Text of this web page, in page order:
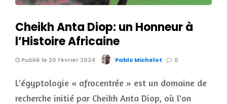
Cheikh Anta Diop: un Honneur à
l’Histoire Africaine
Publié le 20 février 2024 Pablo Michelot 0
L'égyptologie « afrocentrée » est un domaine de
recherche initié par Cheikh Anta Diop, où l'on